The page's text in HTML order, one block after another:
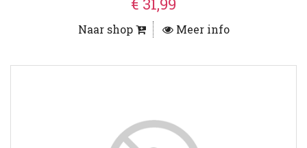
Naar shop Meer info